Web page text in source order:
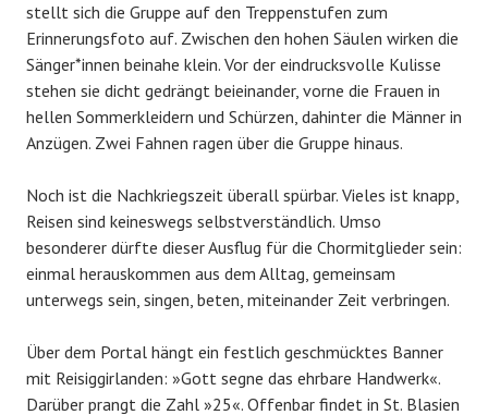
stellt sich die Gruppe auf den Treppenstufen zum
Erinnerungsfoto auf. Zwischen den hohen Säulen wirken die
Sänger*innen beinahe klein. Vor der eindrucksvolle Kulisse
stehen sie dicht gedrängt beieinander, vorne die Frauen in
hellen Sommerkleidern und Schürzen, dahinter die Männer in
Anzügen. Zwei Fahnen ragen über die Gruppe hinaus.
Noch ist die Nachkriegszeit überall spürbar. Vieles ist knapp,
Reisen sind keineswegs selbstverständlich. Umso
besonderer dürfte dieser Ausflug für die Chormitglieder sein:
einmal herauskommen aus dem Alltag, gemeinsam
unterwegs sein, singen, beten, miteinander Zeit verbringen.
Über dem Portal hängt ein festlich geschmücktes Banner
mit Reisiggirlanden: »Gott segne das ehrbare Handwerk«.
Darüber prangt die Zahl »25«. Offenbar findet in St. Blasien